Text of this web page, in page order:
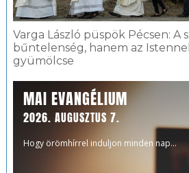
Varga László püspök Pécsen: A
bűntelenség, hanem az
gyümölcse
MAI EVANGÉLIUM
2026. AUGUSZTUS 7.
Hogy örömhírrel induljon minden nap...